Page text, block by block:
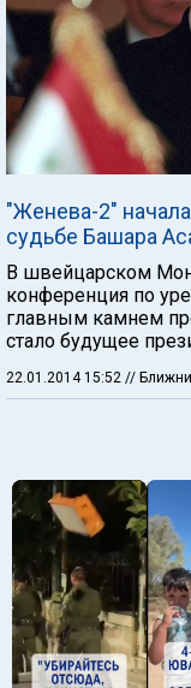
"Женева-2"
судьбе Башара
В швейцарском
конференция по
главным камнем
стало будущее
22.01.2014 15:52 //